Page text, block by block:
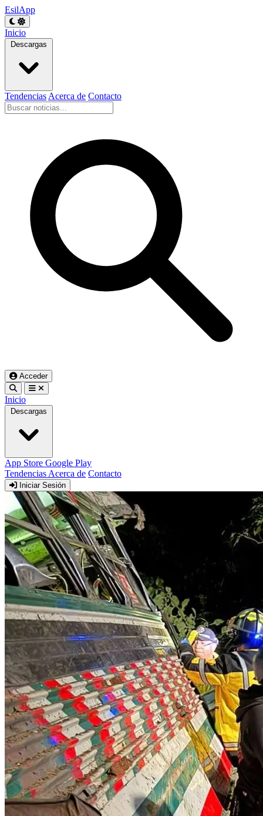
EsilApp
Inicio
Descargas
Tendencias Acerca de Contacto
Acceder
Inicio
Descargas
App Store Google Play
Tendencias Acerca de Contacto
Iniciar Sesión